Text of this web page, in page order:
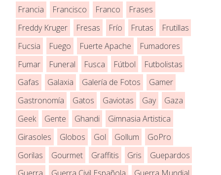
Francia
Francisco Franco
Frases
Freddy Kruger
Fresas Frío Frutas
Frutillas
Fucsia
Fuego Fuerte Apache
Fumadores
Fumar
Funeral Fusca Fútbol
Futbolistas
Gafas
Galaxia Galería de Fotos
Gamer
Gastronomía
Gatos Gaviotas Gay
Gaza
Geek
Gente Ghandi
Gimnasia Artistica
Girasoles
Globos Gol Gollum
GoPro
Gorilas
Gourmet Graffitis Gris
Guepardos